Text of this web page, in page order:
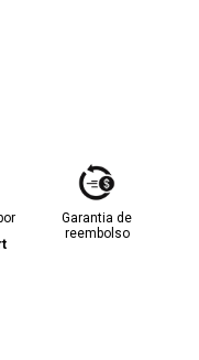
Garantia de
reembolso